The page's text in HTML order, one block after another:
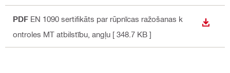
PDF EN 1090 sertifikāts par rūpnīcas ražošanas k
ontroles MT atbilstību , angļu [ 348.7 KB ]